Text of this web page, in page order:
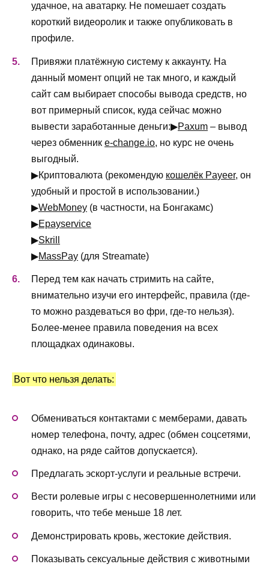
удачное, на аватарку. Не помешает создать
короткий видеоролик и также опубликовать в
профиле.
Привяжи платёжную систему к аккаунту. На
данный момент опций не так много, и каждый
сайт сам выбирает способы вывода средств, но
вот примерный список, куда сейчас можно
вывести заработанные деньги:▶Paxum – вывод
через обменник e-change.io, но курс не очень
выгодный.
▶Криптовалюта (рекомендую кошелёк Payeer, он
удобный и простой в использовании.)
▶WebMoney (в частности, на Бонгакамс)
▶Epayservice
▶Skrill
▶MassPay (для Streamate)
Перед тем как начать стримить на сайте,
внимательно изучи его интерфейс, правила (где-
то можно раздеваться во фри, где-то нельзя).
Более-менее правила поведения на всех
площадках одинаковы.
Вот что нельзя делать:
Обмениваться контактами с мемберами, давать
номер телефона, почту, адрес (обмен соцсетями,
однако, на ряде сайтов допускается).
Предлагать эскорт-услуги и реальные встречи.
Вести ролевые игры с несовершеннолетними или
говорить, что тебе меньше 18 лет.
Демонстрировать кровь, жестокие действия.
Показывать сексуальные действия с животными